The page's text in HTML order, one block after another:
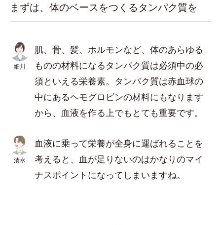
まずは、体のベースをつくるタンパク質を
細川
肌、骨、髪、ホルモンなど、体のあらゆる
ものの材料になるタンパク質は必須中の必
須といえる栄養素。タンパク質は赤血球の
中にあるヘモグロビンの材料にもなります
から、血液を作る上でもとても重要です。
清水
血液に乗って栄養が全身に運ばれることを
考えると、血が足りないのはかなりのマイ
ナスポイントになってしまいますね。